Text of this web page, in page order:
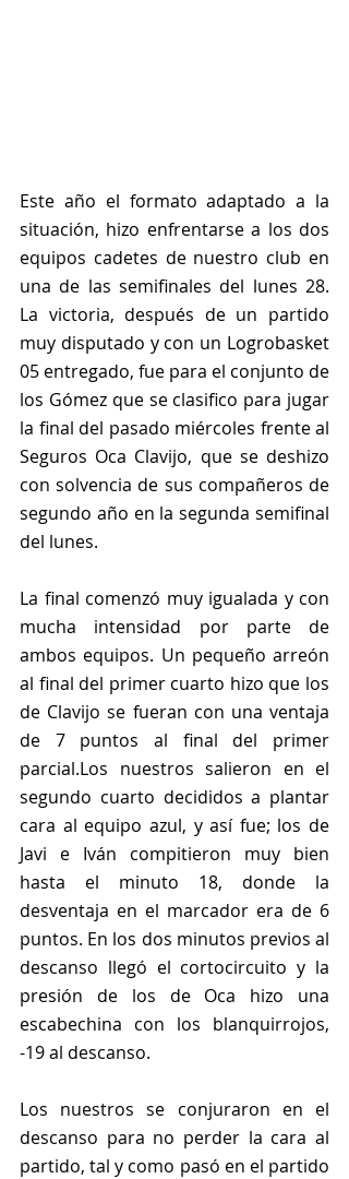
Este año el formato adaptado a la
situación, hizo enfrentarse a los dos
equipos cadetes de nuestro club en
una de las semifinales del lunes 28.
La victoria, después de un partido
muy disputado y con un Logrobasket
05 entregado, fue para el conjunto de
los Gómez que se clasifico para jugar
la final del pasado miércoles frente al
Seguros Oca Clavijo, que se deshizo
con solvencia de sus compañeros de
segundo año en la segunda semifinal
del lunes.
La final comenzó muy igualada y con
mucha intensidad por parte de
ambos equipos. Un pequeño arreón
al final del primer cuarto hizo que los
de Clavijo se fueran con una ventaja
de 7 puntos al final del primer
parcial.Los nuestros salieron en el
segundo cuarto decididos a plantar
cara al equipo azul, y así fue; los de
Javi e Iván compitieron muy bien
hasta el minuto 18, donde la
desventaja en el marcador era de 6
puntos. En los dos minutos previos al
descanso llegó el cortocircuito y la
presión de los de Oca hizo una
escabechina con los blanquirrojos,
-19 al descanso.
Los nuestros se conjuraron en el
descanso para no perder la cara al
partido, tal y como pasó en el partido